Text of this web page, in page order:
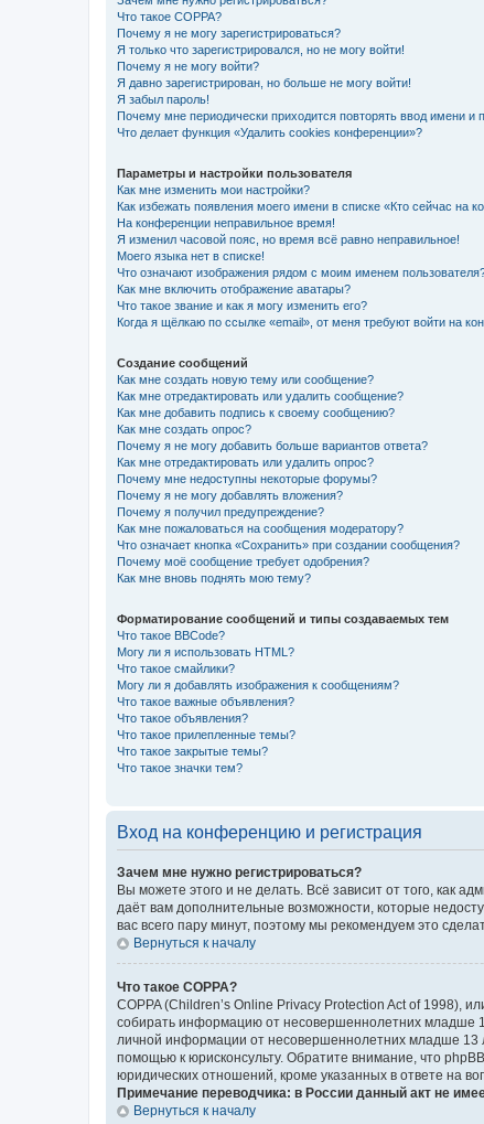
Что такое COPPA?
Почему я не могу зарегистрироваться?
Я только что зарегистрировался, но не могу войти!
Почему я не могу войти?
Я давно зарегистрирован, но больше не могу войти!
Я забыл пароль!
Почему мне периодически приходится повторять ввод имени и
Что делает функция «Удалить cookies конференции»?
Параметры и настройки пользователя
Как мне изменить мои настройки?
Как избежать появления моего имени в списке «Кто сейчас на
На конференции неправильное время!
Я изменил часовой пояс, но время всё равно неправильное!
Моего языка нет в списке!
Что означают изображения рядом с моим именем
Как мне включить отображение аватары?
Что такое звание и как я могу изменить его?
Когда я щёлкаю по ссылке «email», от меня требуют войти на
Создание сообщений
Как мне создать новую тему или сообщение?
Как мне отредактировать или удалить сообщение?
Как мне добавить подпись к своему сообщению?
Как мне создать опрос?
Почему я не могу добавить больше вариантов ответа?
Как мне отредактировать или удалить опрос?
Почему мне недоступны некоторые форумы?
Почему я не могу добавлять вложения?
Почему я получил предупреждение?
Как мне пожаловаться на сообщения модератору?
Что означает кнопка «Сохранить» при создании сообщения?
Почему моё сообщение требует одобрения?
Как мне вновь поднять мою тему?
Форматирование сообщений и типы создаваемых тем
Что такое BBCode?
Могу ли я использовать HTML?
Что такое смайлики?
Могу ли я добавлять изображения к сообщениям?
Что такое важные объявления?
Что такое объявления?
Что такое прилепленные темы?
Что такое закрытые темы?
Что такое значки тем?
Вход на конференцию и регистрация
Зачем мне нужно регистрироваться?
Вы можете этого и не делать. Всё зависит от того, как
даёт вам дополнительные возможности, которые
вас всего пару минут, поэтому мы рекомендуем это
Вернуться к началу
Что такое COPPA?
COPPA (Children’s Online Privacy Protection Act of 1998),
собирать информацию от несовершеннолетних младше
личной информации от несовершеннолетних младше 13
помощью к юрисконсульту. Обратите внимание, что
юридических отношений, кроме указанных в ответе на
Примечание переводчика: в России данный акт не
Вернуться к началу